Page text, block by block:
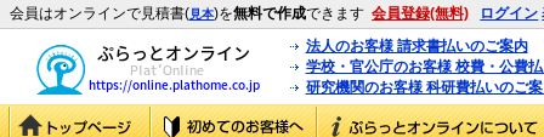
会員はオンラインで見積書(見本)を無料で作成できます 会員登録(無料) ログイン
法人のお客様 請求書払いのご案内
学校・官公庁のお客様 校費・公費
研究機関のお客様 科研費払いのご